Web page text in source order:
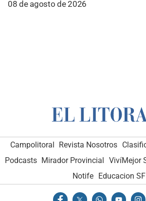
08 de agosto de 2026
Campolitoral Revista Nosotros
Podcasts Mirador Provincial VivíMejor
Notife
Educacion SF